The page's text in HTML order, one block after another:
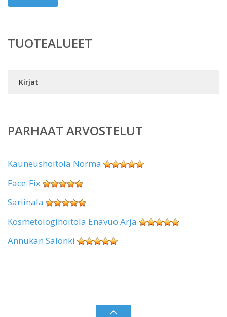
TUOTEALUEET
Kirjat
PARHAAT ARVOSTELUT
Kauneushoitola Norma
Face-Fix
Sariinala
Kosmetologihoitola Enävuo Arja
Annukan Salonki